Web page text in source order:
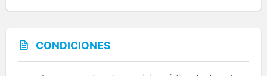
CONDICIONES